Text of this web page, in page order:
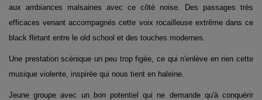
aux ambiances malsaines avec ce côté noise. Des passages très
efficaces venant accompagnés cette voix rocailleuse extrême dans ce
black flirtant entre le old school et des touches modernes.
Une prestation scénique un peu trop figée, ce qui n'enlève en rien cette
musique violente, inspirée qui nous tient en haleine.
Jeune groupe avec un bon potentiel qui ne demande qu'à conquérir